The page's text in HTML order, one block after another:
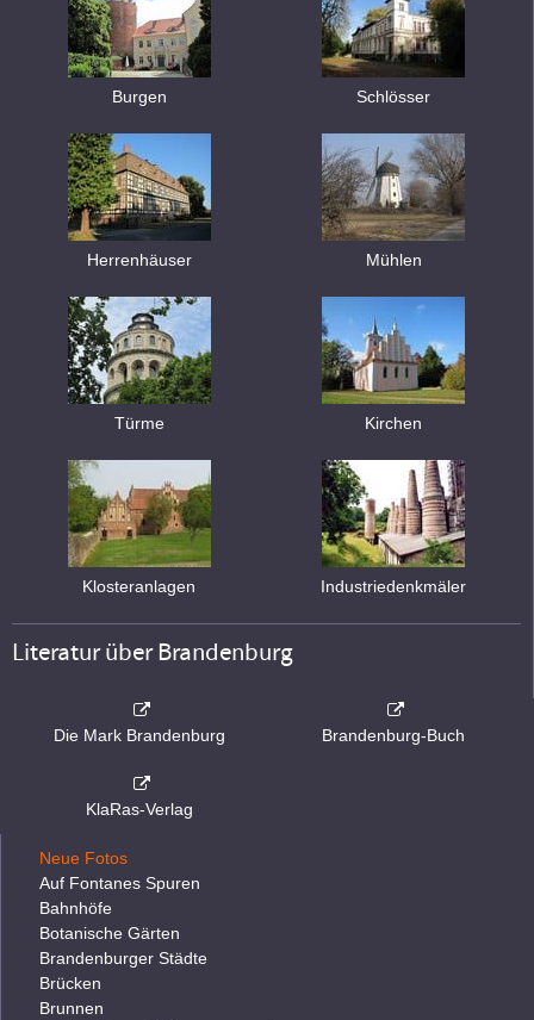
Burgen Schlösser
Herrenhäuser Mühlen
Türme Kirchen
Klosteranlagen Industriedenkmäler
Literatur über Brandenburg
Die Mark Brandenburg Brandenburg-Buch
KlaRas-Verlag
Neue Fotos
Auf Fontanes Spuren
Bahnhöfe
Botanische Gärten
Brandenburger Städte
Brücken
Brunnen